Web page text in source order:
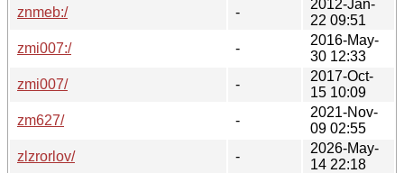
znmeb:/
-
2012-Jan-
22 09:51
zmi007:/
-
2016-May-
30 12:33
zmi007/
-
2017-Oct-
15 10:09
zm627/
-
2021-Nov-
09 02:55
zlzrorlov/
-
2026-May-
14 22:18